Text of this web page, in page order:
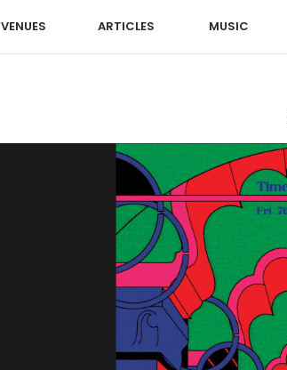
VENUES ARTICLES MUSIC